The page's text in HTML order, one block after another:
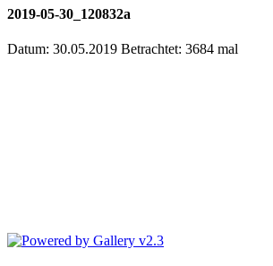
2019-05-30_120832a
Datum: 30.05.2019 Betrachtet: 3684 mal